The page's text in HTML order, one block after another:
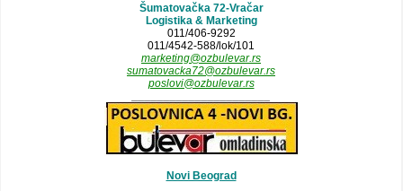
Šumatovačka 72-Vračar
Logistika & Marketing
011/406-9292
011/4542-588/lok/101
marketing@ozbulevar.rs
sumatovacka72@ozbulevar.rs
poslovi@ozbulevar.rs
Novi Beograd